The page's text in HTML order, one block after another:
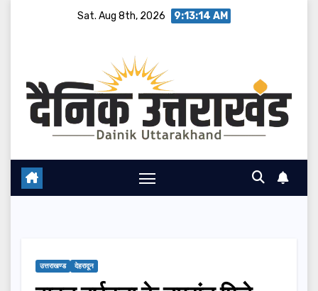
Sat. Aug 8th, 2026 9:13:15 AM
उत्तराखण्ड देहरादून